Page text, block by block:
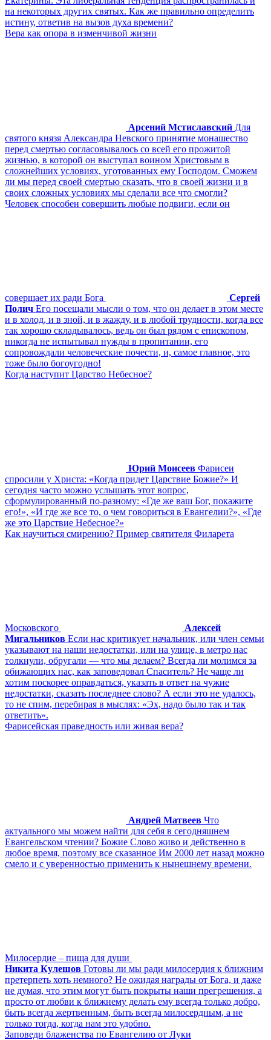
на некоторых других святых. Как же правильно определить
истину, ответив на вызов духа времени?
Вера как опора в изменчивой жизни
Арсений Мстиславский Для
святого князя Александра Невского принятие монашество
перед смертью согласовывалось со всей его прожитой
жизнью, в которой он выступал воином Христовым в
сложнейших условиях, уготованных ему Господом. Сможем
ли мы перед своей смертью сказать, что в своей жизни и в
своих сложных условиях мы сделали все что смогли?
Человек способен совершить любые подвиги, если он
совершает их ради Бога
Сергей
Полич Его посещали мысли о том, что он делает в этом месте
и в холод, и в зной, и в жажду, и в любой трудности, когда все
так хорошо складывалось, ведь он был рядом с епископом,
никогда не испытывал нужды в пропитании, его
сопровождали человеческие почести, и, самое главное, это
тоже было богоугодно!
Когда наступит Царство Небесное?
Юрий Моисеев Фарисеи
спросили у Христа: «Когда придет Царствие Божие?» И
сегодня часто можно услышать этот вопрос,
сформулированный по-разному: «Где же ваш Бог, покажите
его!», «И где же все то, о чем говориться в Евангелии?», «Где
же это Царствие Небесное?»
Как научиться смирению? Пример святителя Филарета
Московского
Алексей
Мигальников Если нас критикует начальник, или член семьи
указывают на наши недостатки, или на улице, в метро нас
толкнули, обругали — что мы делаем? Всегда ли молимся за
обижающих нас, как заповедовал Спаситель? Не чаще ли
хотим поскорее оправдаться, указать в ответ на чужие
недостатки, сказать последнее слово? А если это не удалось,
то не спим, перебирая в мыслях: «Эх, надо было так и так
ответить».
Фарисейская праведность или живая вера?
Андрей Матвеев Что
актуального мы можем найти для себя в сегодняшнем
Евангельском чтении? Божие Слово живо и действенно в
любое время, поэтому все сказанное Им 2000 лет назад можно
смело и с уверенностью применить к нынешнему времени.
Милосердие – пища для души
Никита Кулешов Готовы ли мы ради милосердия к ближним
претерпеть хоть немного? Не ожидая награды от Бога, и даже
не думая, что этим могут быть покрыты наши прегрешения, а
просто от любви к ближнему делать ему всегда только добро,
быть всегда жертвенным, быть всегда милосердным, а не
только тогда, когда нам это удобно.
Заповеди блаженства по Евангелию от Луки